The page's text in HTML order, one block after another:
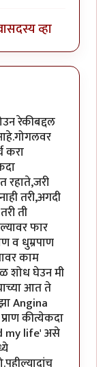
सदस्य व्हा
सांगाल का??
रेकीबद्दल
करा
रहाते,जरी
तरी,अगदी
ती
फार
व धुम्रपाण
काम
शोध घेउन मी
आत ते
Angina
कीत्येकदा
my life' असे